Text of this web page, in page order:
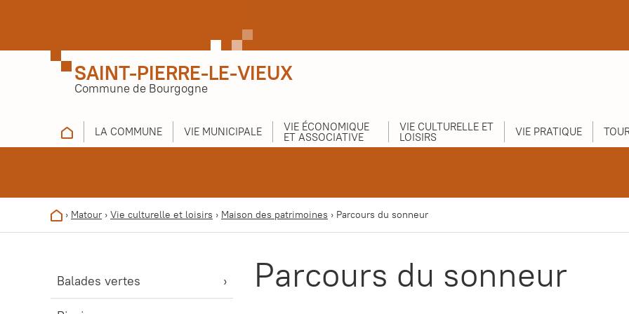
SAINT-PIERRE-LE-VIEUX
Commune de Bourgogne
LA COMMUNE VIE MUNICIPALE VIE ÉCONOMIQUE
ET ASSOCIATIVE
VIE CULTURELLE ET
LOISIRS VIE PRATIQUE
› Matour › Vie culturelle et loisirs › Maison des patrimoines › Parcours du sonneur
Balades vertes Parcours du sonneur